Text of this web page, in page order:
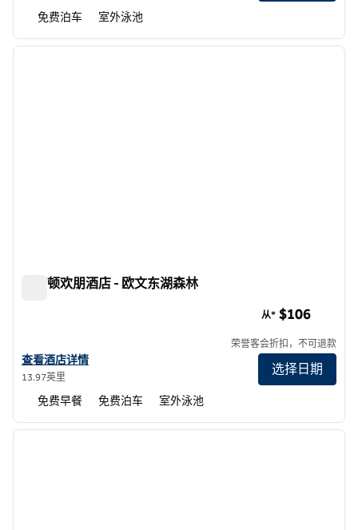
免费泊车 室外泳池
1/12
下一
希尔顿欢朋酒店 - 欧文东湖森林
查看欢朋希尔顿尔湾东 - 莱克福里斯特的酒店详情
查看酒店详情
13.97英里
从* $106
荣誉客会折扣，不可退款
选择日期
免费早餐 免费泊车 室外泳池
1/12
下一